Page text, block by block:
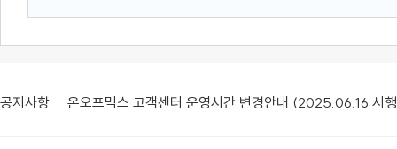
공지사항 온오프믹스 고객센터 운영시간 변경안내 (2025.06.16 시